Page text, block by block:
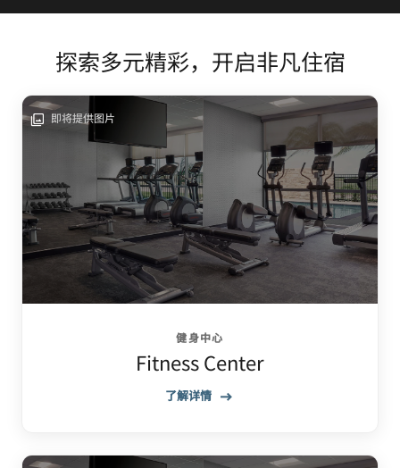
探索多元精彩，开启非凡住宿
即将提供图片
健身中心
Fitness Center
了解详情